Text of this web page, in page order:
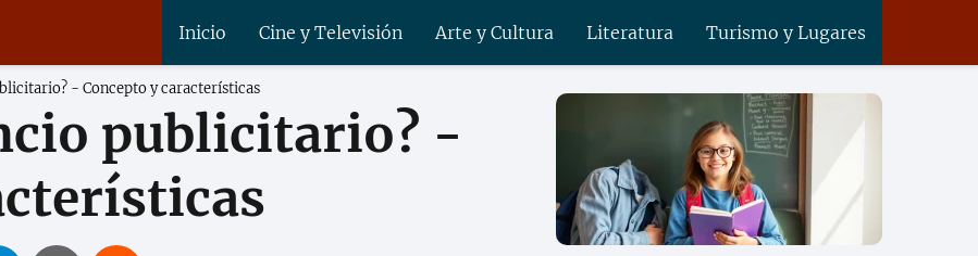
Inicio Cine y Televisión Arte y Cultura Literatura Turismo y Lugares
- Concepto y características
publicitario? -